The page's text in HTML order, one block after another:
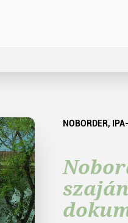
NOBORDER,